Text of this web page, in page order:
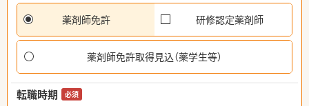
薬剤師免許 研修認定薬剤師
薬剤師免許取得見込（薬学生等）
転職時期 必須